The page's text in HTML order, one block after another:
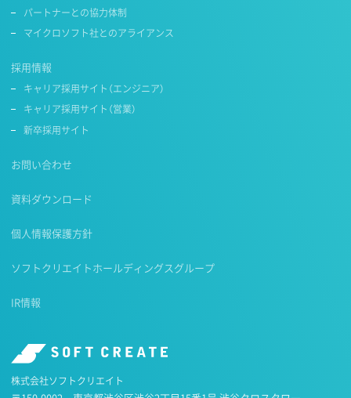
株式会社ソフトクリエイト
パートナーとの協力体制
マイクロソフト社とのアライアンス
採用情報
キャリア採用サイト（エンジニア）
キャリア採用サイト（営業）
新卒採用サイト
お問い合わせ
資料ダウンロード
個人情報保護方針
ソフトクリエイトホールディングスグループ
IR情報